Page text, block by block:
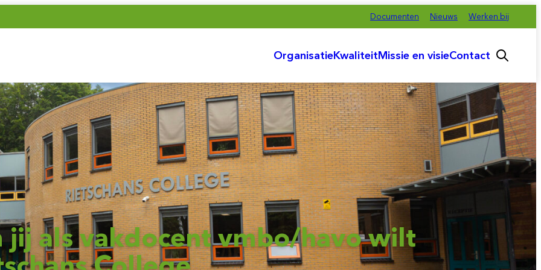
Documenten Nieuws Werken bij
Hoofdmenu
OrganisatieKwaliteitMissie en visieContact
jij als vakdocent vmbo/havo wilt